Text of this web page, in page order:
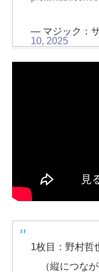
— マジック：
10, 2025
1枚目：野村哲
（縦につなが